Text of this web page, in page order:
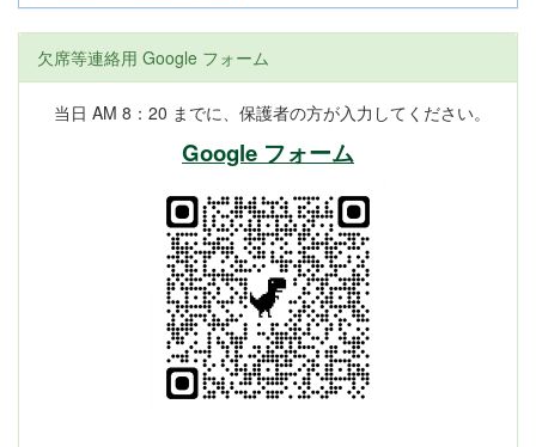
欠席等連絡用 Google フォーム
当日 AM 8：20 までに、保護者の方が入力してください。
Google フォーム